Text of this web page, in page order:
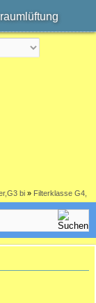
bi » Filterklasse G4,